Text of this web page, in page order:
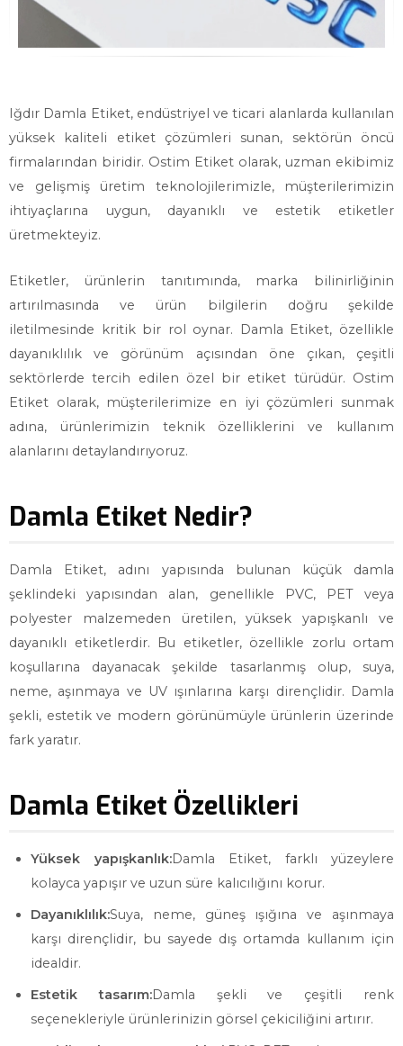
Iğdır Damla Etiket, endüstriyel ve ticari alanlarda kullanılan
yüksek kaliteli etiket çözümleri sunan, sektörün öncü
firmalarından biridir. Ostim Etiket olarak, uzman ekibimiz
ve gelişmiş üretim teknolojilerimizle, müşterilerimizin
ihtiyaçlarına uygun, dayanıklı ve estetik etiketler
üretmekteyiz.
Etiketler, ürünlerin tanıtımında, marka bilinirliğinin
artırılmasında ve ürün bilgilerin doğru şekilde
iletilmesinde kritik bir rol oynar. Damla Etiket, özellikle
dayanıklılık ve görünüm açısından öne çıkan, çeşitli
sektörlerde tercih edilen özel bir etiket türüdür. Ostim
Etiket olarak, müşterilerimize en iyi çözümleri sunmak
adına, ürünlerimizin teknik özelliklerini ve kullanım
alanlarını detaylandırıyoruz.
Damla Etiket Nedir?
Damla Etiket, adını yapısında bulunan küçük damla
şeklindeki yapısından alan, genellikle PVC, PET veya
polyester malzemeden üretilen, yüksek yapışkanlı ve
dayanıklı etiketlerdir. Bu etiketler, özellikle zorlu ortam
koşullarına dayanacak şekilde tasarlanmış olup, suya,
neme, aşınmaya ve UV ışınlarına karşı dirençlidir. Damla
şekli, estetik ve modern görünümüyle ürünlerin üzerinde
fark yaratır.
Damla Etiket Özellikleri
Yüksek yapışkanlık:Damla Etiket, farklı yüzeylere
kolayca yapışır ve uzun süre kalıcılığını korur.
Dayanıklılık:Suya, neme, güneş ışığına ve aşınmaya
karşı dirençlidir, bu sayede dış ortamda kullanım için
idealdir.
Estetik tasarım:Damla şekli ve çeşitli renk
seçenekleriyle ürünlerinizin görsel çekiciliğini artırır.